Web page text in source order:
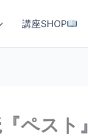
講座SHOP
ペスト』